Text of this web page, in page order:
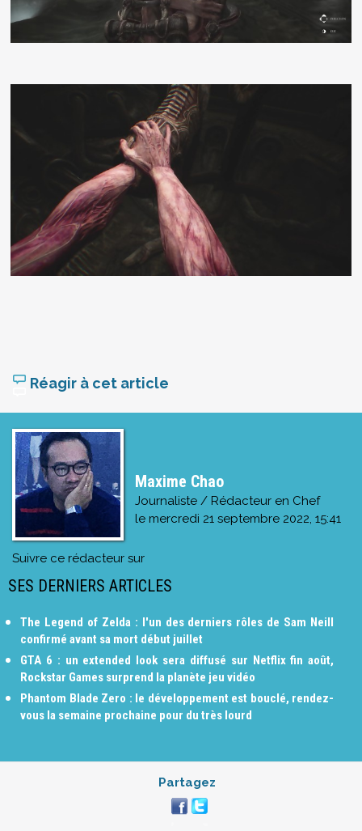
Réagir à cet article
Maxime Chao
Journaliste / Rédacteur en Chef
le mercredi 21 septembre 2022, 15:41
Suivre ce rédacteur sur
SES DERNIERS ARTICLES
The Legend of Zelda : l'un des derniers rôles de Sam Neill
confirmé avant sa mort début juillet
GTA 6 : un extended look sera diffusé sur Netflix fin août,
Rockstar Games surprend la planète jeu vidéo
Phantom Blade Zero : le développement est bouclé, rendez-
vous la semaine prochaine pour du très lourd
Partagez